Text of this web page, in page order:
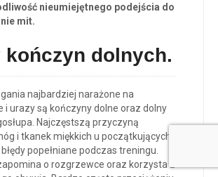
nieumiejętnego podejścia do
mit.
kończyn dolnych.
najbardziej narażone na
i urazy są kończyny dolne oraz dolny
Najczęstszą przyczyną
i tkanek miękkich u początkujących
popełniane podczas treningu.
o rozgrzewce oraz korzysta z